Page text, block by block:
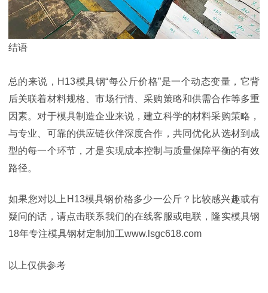
结语
总的来说，H13模具钢“每公斤价格”是一个动态变量，它背
后关联着材料规格、市场行情、采购策略和供需合作等多重
因素。对于模具制造企业来说，建立科学的材料采购策略，
与专业、可靠的供应链伙伴深度合作，共同优化从选材到成
型的每一个环节，才是实现成本控制与质量保障平衡的有效
路径。
如果您对以上H13模具钢价格多少一公斤？比较感兴趣或有
疑问的话，请点击联系我们的在线客服或电联，隆实模具钢
18年专注模具钢材定制加工www.lsgc618.com
以上仅供参考